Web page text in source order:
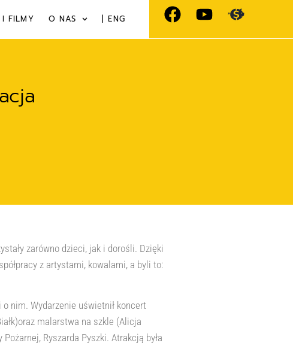
FILMY O NAS | ENG
zarówno dzieci, jak i dorośli. Dzięki
z artystami, kowalami, a byli to:
nim. Wydarzenie uświetnił koncert
malarstwa na szkle (Alicja
Ryszarda Pyszki. Atrakcją była